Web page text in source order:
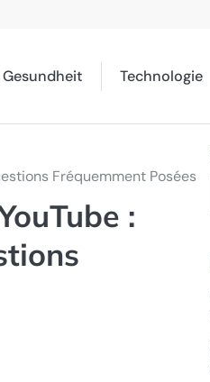
Gesundheit Technologie
Fréquemment Posées
: